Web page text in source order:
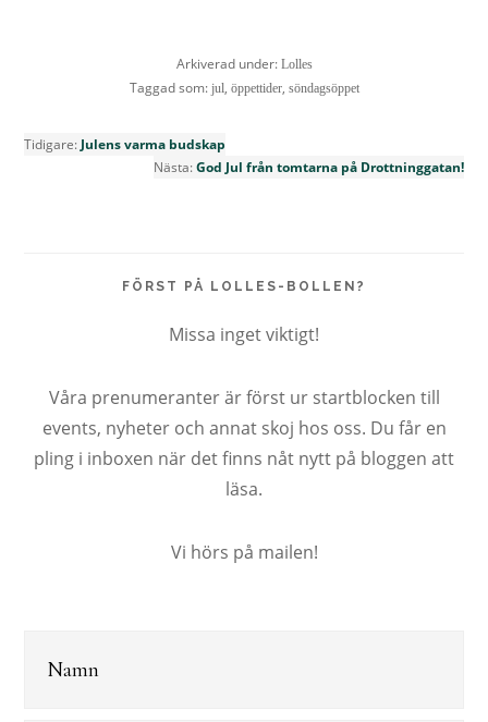
Arkiverad under: Lolles
Taggad som: jul, öppettider, söndagsöppet
Tidigare: Julens varma budskap
Nästa:God Jul från tomtarna på Drottninggatan!
FÖRST PÅ LOLLES-BOLLEN?
Missa inget viktigt!
Våra prenumeranter är först ur startblocken till
events, nyheter och annat skoj hos oss. Du får en
pling i inboxen när det finns nåt nytt på bloggen att
läsa.
Vi hörs på mailen!